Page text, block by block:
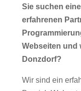
Sie suchen
erfahrenen
Webseiten und
Donzdorf?
Wir sind ein